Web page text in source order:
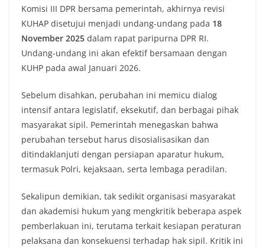
Komisi III DPR bersama pemerintah, akhirnya revisi
KUHAP disetujui menjadi undang-undang pada 18
November 2025 dalam rapat paripurna DPR RI.
Undang-undang ini akan efektif bersamaan dengan
KUHP pada awal Januari 2026.
Sebelum disahkan, perubahan ini memicu dialog
intensif antara legislatif, eksekutif, dan berbagai pihak
masyarakat sipil. Pemerintah menegaskan bahwa
perubahan tersebut harus disosialisasikan dan
ditindaklanjuti dengan persiapan aparatur hukum,
termasuk Polri, kejaksaan, serta lembaga peradilan.
Sekalipun demikian, tak sedikit organisasi masyarakat
dan akademisi hukum yang mengkritik beberapa aspek
pemberlakuan ini, terutama terkait kesiapan peraturan
pelaksana dan konsekuensi terhadap hak sipil. Kritik ini